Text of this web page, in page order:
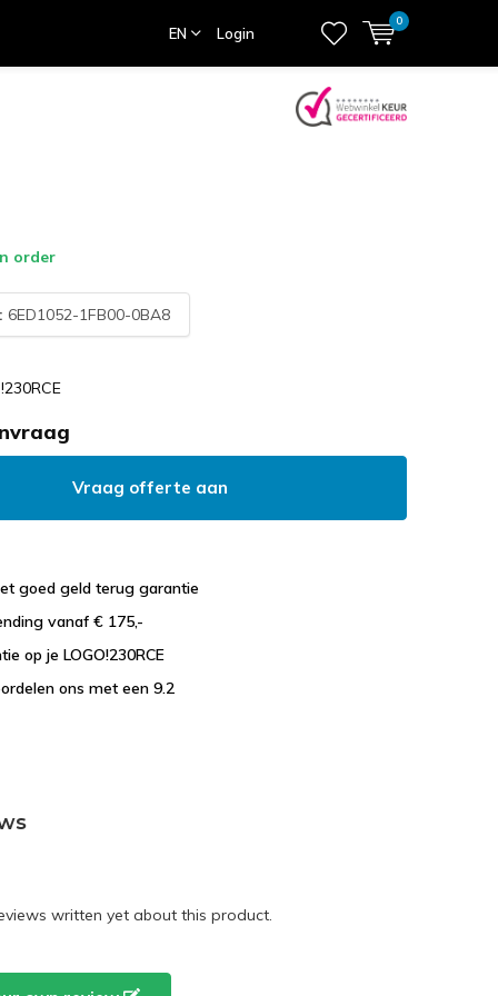
EN Login
0
order
6ED1052-1FB00-0BA8
Vraag offerte aan
goed geld terug garantie
vanaf € 175,-
op je LOGO!230RCE
ons met een 9.2
written yet about this product.